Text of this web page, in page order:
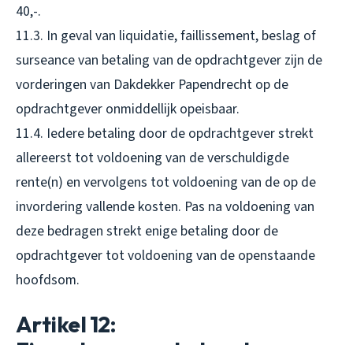
40,-.
11.3. In geval van liquidatie, faillissement, beslag of
surseance van betaling van de opdrachtgever zijn de
vorderingen van Dakdekker Papendrecht op de
opdrachtgever onmiddellijk opeisbaar.
11.4. Iedere betaling door de opdrachtgever strekt
allereerst tot voldoening van de verschuldigde
rente(n) en vervolgens tot voldoening van de op de
invordering vallende kosten. Pas na voldoening van
deze bedragen strekt enige betaling door de
opdrachtgever tot voldoening van de openstaande
hoofdsom.
Artikel 12: